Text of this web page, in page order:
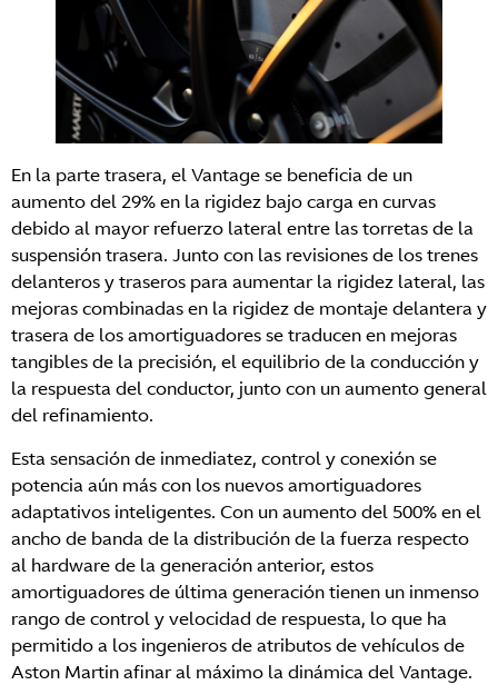
En la parte trasera, el Vantage se beneficia de un
aumento del 29% en la rigidez bajo carga en curvas
debido al mayor refuerzo lateral entre las torretas de la
suspensión trasera. Junto con las revisiones de los trenes
delanteros y traseros para aumentar la rigidez lateral, las
mejoras combinadas en la rigidez de montaje delantera y
trasera de los amortiguadores se traducen en mejoras
tangibles de la precisión, el equilibrio de la conducción y
la respuesta del conductor, junto con un aumento general
del refinamiento.
Esta sensación de inmediatez, control y conexión se
potencia aún más con los nuevos amortiguadores
adaptativos inteligentes. Con un aumento del 500% en el
ancho de banda de la distribución de la fuerza respecto
al hardware de la generación anterior, estos
amortiguadores de última generación tienen un inmenso
rango de control y velocidad de respuesta, lo que ha
permitido a los ingenieros de atributos de vehículos de
Aston Martin afinar al máximo la dinámica del Vantage.